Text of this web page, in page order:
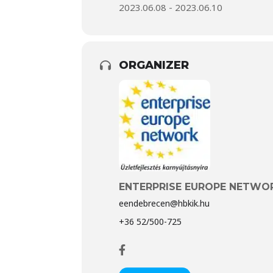
2023.06.08 - 2023.06.10
ORGANIZER
ENTERPRISE EUROPE
eendebrecen@hbkik.hu
+36 52/500-725